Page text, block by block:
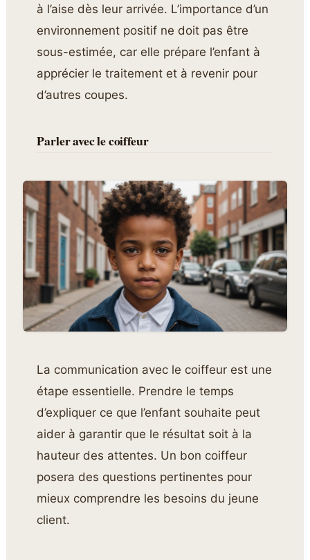
à l’aise dès leur arrivée. L’importance d’un
environnement positif ne doit pas être
sous-estimée, car elle prépare l’enfant à
apprécier le traitement et à revenir pour
d’autres coupes.
Parler avec le coiffeur
La communication avec le coiffeur est une
étape essentielle. Prendre le temps
d’expliquer ce que l’enfant souhaite peut
aider à garantir que le résultat soit à la
hauteur des attentes. Un bon coiffeur
posera des questions pertinentes pour
mieux comprendre les besoins du jeune
client.